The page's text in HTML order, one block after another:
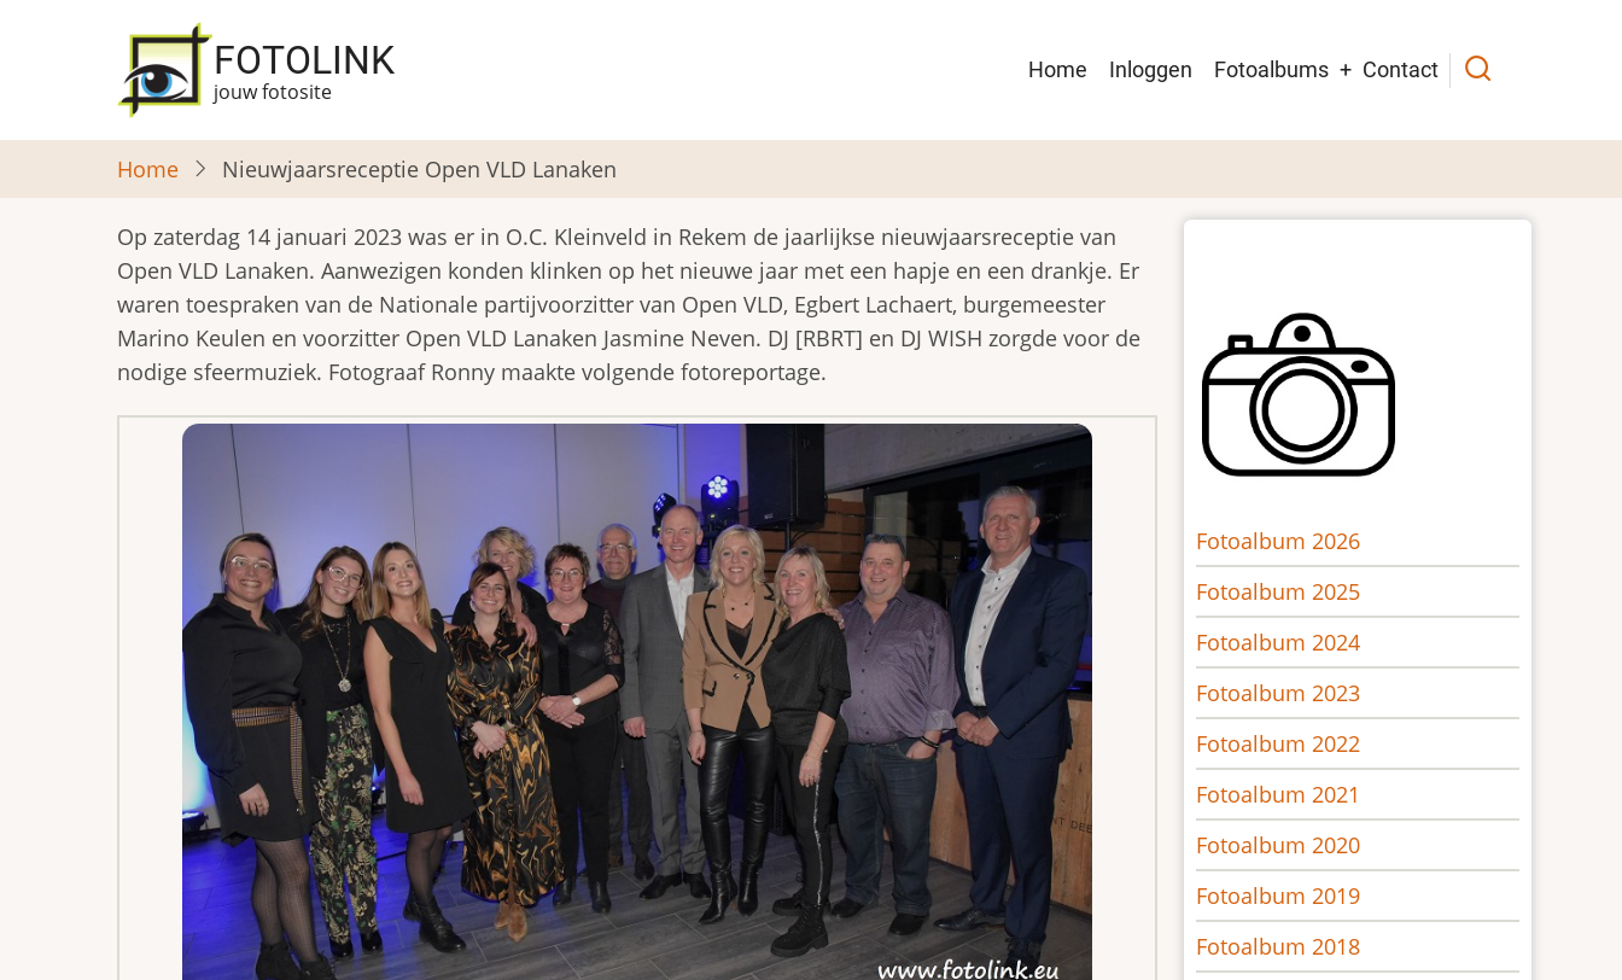
FOTOLINK
jouw fotosite
Main
Home Inloggen Fotoalbums Contact
Home Nieuwjaarsreceptie Open VLD Lanaken
Op zaterdag 14 januari 2023 was er in O.C. Kleinveld in Rekem de jaarlijkse nieuwjaarsreceptie van
Open VLD Lanaken. Aanwezigen konden klinken op het nieuwe jaar met een hapje en een drankje. Er
waren toespraken van de Nationale partijvoorzitter van Open VLD, Egbert Lachaert, burgemeester
Marino Keulen en voorzitter Open VLD Lanaken Jasmine Neven. DJ [RBRT] en DJ WISH zorgde voor de
nodige sfeermuziek. Fotograaf Ronny maakte volgende fotoreportage.
Fotoalbum 2026
Fotoalbum 2025
Fotoalbum 2024
Fotoalbum 2023
Fotoalbum 2022
Fotoalbum 2021
Fotoalbum 2020
Fotoalbum 2019
Fotoalbum 2018